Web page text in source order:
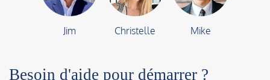
Jim Christelle Mike
Besoin d'aide pour démarrer ?